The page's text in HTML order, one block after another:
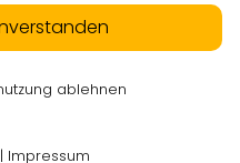
ablehnen
| Impressum